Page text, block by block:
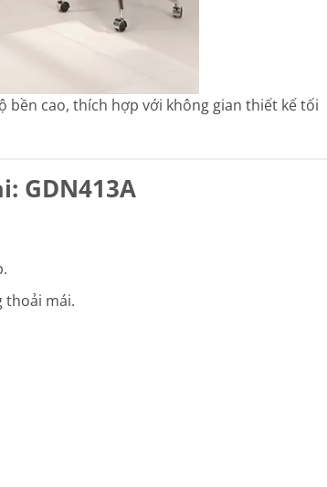
bền cao, thích hợp với không gian thiết kế tối
GDN413A
thoải mái.